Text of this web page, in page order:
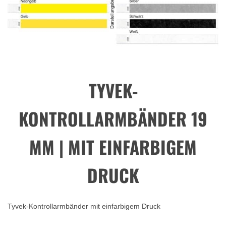
TYVEK-
KONTROLLARMBÄNDER 19
MM | MIT EINFARBIGEM
DRUCK
Tyvek-Kontrollarmbänder mit einfarbigem Druck